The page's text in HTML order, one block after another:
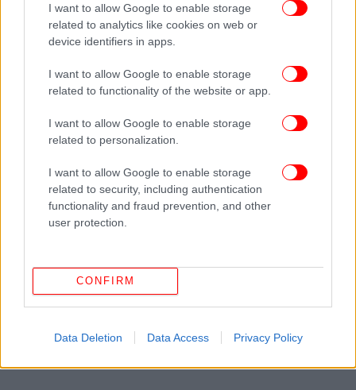
I want to allow Google to enable storage
related to analytics like cookies on web or
device identifiers in apps.
I want to allow Google to enable storage
related to functionality of the website or app.
I want to allow Google to enable storage
related to personalization.
I want to allow Google to enable storage
related to security, including authentication
functionality and fraud prevention, and other
user protection.
CONFIRM
Data Deletion Data Access Privacy Policy
εφοριακούς να βγάλουν το φίδι από την τρύπα,
αναζητώντας τα έγγραφα καταβολής του Τέλους
Καπνιζόντων. Αρμόδια όργανα για τους ελέγχους
στην εφαρμογή της αντικαπνιστικής νομοθεσίας
είναι κατά βάση οι Υγειονομικές Υπηρεσίες των
πολύ απλά ότι βαίνοντας προς τις εκλογές για την
Τοπική Αυτοδιοίκηση, θα ήταν μάλλον απίθανο να
δούμε ιδιαίτερη… ζέση για αντικαπνιστικούς
ελέγχους…
Ακολουθήστε το
πρώτοι όλες τις ειδήσεις
Δείτε όλες τις τελευταίες
από την Ελλάδα και τον Κόσμο,